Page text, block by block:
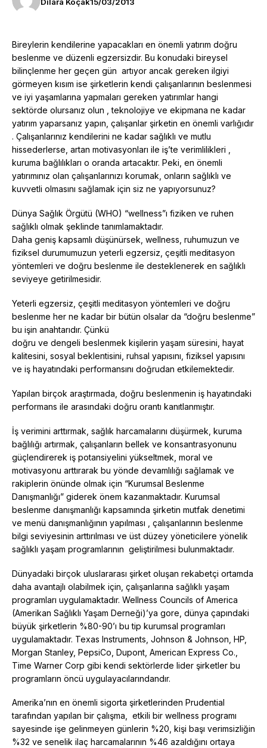
Bireylerin kendilerine yapacakları en önemli yatırım doğru
beslenme ve düzenli egzersizdir. Bu konudaki bireysel
bilinçlenme her geçen gün artıyor ancak gereken ilgiyi
görmeyen kısım ise şirketlerin kendi çalışanlarının beslenmesi
ve iyi yaşamlarına yapmaları gereken yatırımlar hangi
sektörde olursanız olun , teknolojiye ve ekipmana ne kadar
yatırım yaparsanız yapın, çalışanlar şirketin en önemli varlığıdır
. Çalışanlarınız kendilerini ne kadar sağlıklı ve mutlu
hissederlerse, artan motivasyonları ile iş’te verimlilikleri ,
kuruma bağlılıkları o oranda artacaktır. Peki, en önemli
yatırımınız olan çalışanlarınızı korumak, onların sağlıklı ve
kuvvetli olmasını sağlamak için siz ne yapıyorsunuz?
Dünya Sağlık Örgütü (WHO) “wellness”ı fiziken ve ruhen
sağlıklı olmak şeklinde tanımlamaktadır.
Daha geniş kapsamlı düşünürsek, wellness, ruhumuzun ve
fiziksel durumumuzun yeterli egzersiz, çeşitli meditasyon
yöntemleri ve doğru beslenme ile desteklenerek en sağlıklı
seviyeye getirilmesidir.
Yeterli egzersiz, çeşitli meditasyon yöntemleri ve doğru
beslenme her ne kadar bir bütün olsalar da “doğru beslenme”
bu işin anahtarıdır. Çünkü
doğru ve dengeli beslenmek kişilerin yaşam süresini, hayat
kalitesini, sosyal beklentisini, ruhsal yapısını, fiziksel yapısını
ve iş hayatındaki performansını doğrudan etkilemektedir.
Yapılan birçok araştırmada, doğru beslenmenin iş hayatındaki
performans ile arasındaki doğru orantı kanıtlanmıştır.
İş verimini arttırmak, sağlık harcamalarını düşürmek, kuruma
bağlılığı artırmak, çalışanların bellek ve konsantrasyonunu
güçlendirerek iş potansiyelini yükseltmek, moral ve
motivasyonu arttırarak bu yönde devamlılığı sağlamak ve
rakiplerin önünde olmak için “Kurumsal Beslenme
Danışmanlığı” giderek önem kazanmaktadır. Kurumsal
beslenme danışmanlığı kapsamında şirketin mutfak denetimi
ve menü danışmanlığının yapılması , çalışanlarının beslenme
bilgi seviyesinin arttırılması ve üst düzey yöneticilere yönelik
sağlıklı yaşam programlarının geliştirilmesi bulunmaktadır.
Dünyadaki birçok uluslararası şirket oluşan rekabetçi ortamda
daha avantajlı olabilmek için, çalışanlarına sağlıklı yaşam
programları uygulamaktadır. Wellness Councils of America
(Amerikan Sağlıklı Yaşam Derneği)’ya gore, dünya çapındaki
büyük şirketlerin %80-90’ı bu tip kurumsal programları
uygulamaktadır. Texas Instruments, Johnson & Johnson, HP,
Morgan Stanley, PepsiCo, Dupont, American Express Co.,
Time Warner Corp gibi kendi sektörlerde lider şirketler bu
programların öncü uygulayacılarındandır.
Amerika’nın en önemli sigorta şirketlerinden Prudential
tarafından yapılan bir çalışma, etkili bir wellness programı
sayesinde işe gelinmeyen günlerin %20, kişi başı verimsizliğin
%32 ve senelik ilaç harcamalarının %46 azaldığını ortaya